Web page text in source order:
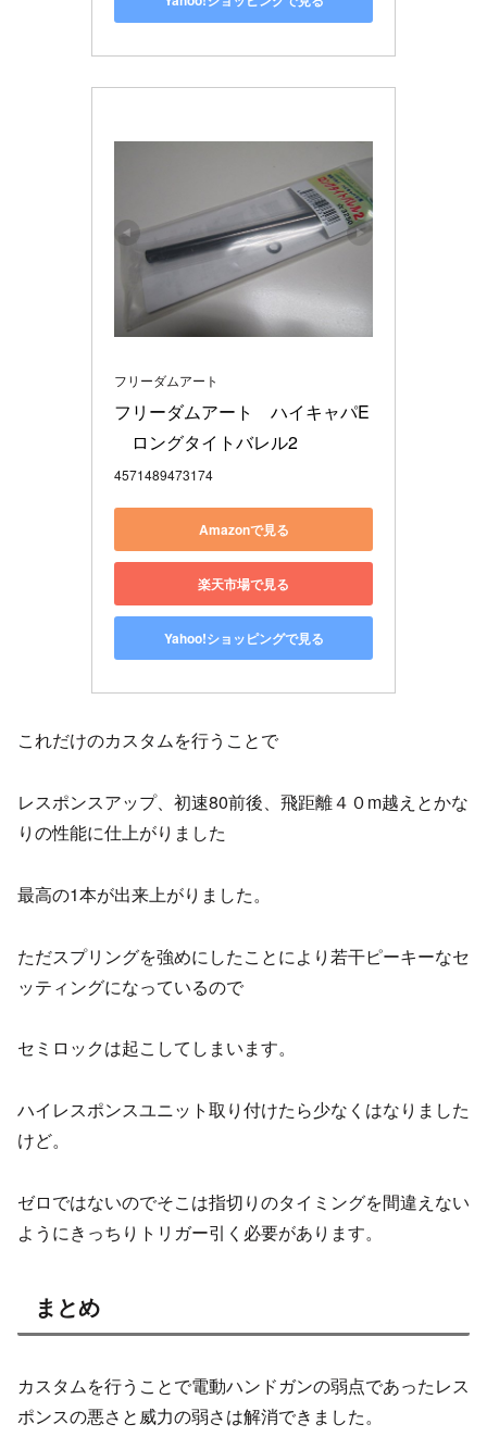
フリーダムアート
フリーダムアート　ハイキャパE
ロングタイトバレル2
4571489473174
Amazonで見る
楽天市場で見る
Yahoo!ショッピングで見る
これだけのカスタムを行うことで
レスポンスアップ、初速80前後、飛距離４０m越えとかな
りの性能に仕上がりました
最高の1本が出来上がりました。
ただスプリングを強めにしたことにより若干ピーキーなセ
ッティングになっているので
セミロックは起こしてしまいます。
ハイレスポンスユニット取り付けたら少なくはなりました
けど。
ゼロではないのでそこは指切りのタイミングを間違えない
ようにきっちりトリガー引く必要があります。
まとめ
カスタムを行うことで電動ハンドガンの弱点であったレス
ポンスの悪さと威力の弱さは解消できました。